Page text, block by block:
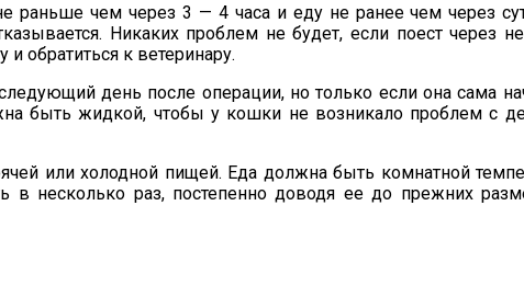
чем через 3 — 4 часа и еду не ранее чем через
Никаких проблем не будет, если поест через
обратиться к ветеринару.
день после операции, но только если она сама
быть жидкой, чтобы у кошки не возникало проблем с
или холодной пищей. Еда должна быть комнатной
в несколько раз, постепенно доводя ее до прежних